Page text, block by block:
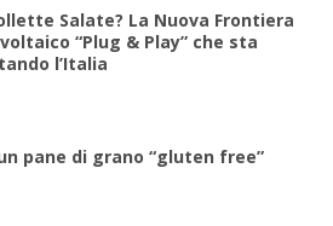
Salate? La Nuova Frontiera
“Plug & Play” che sta
l’Italia
pane di grano “gluten free”